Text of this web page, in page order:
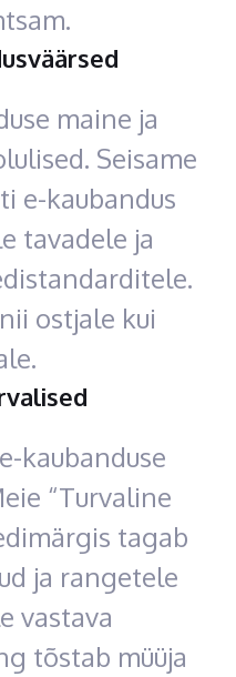
maine ja
Seisame
e-kaubandus
tavadele ja
ostjale kui
kaubanduse
“Turvaline
tagab
ja rangetele
vastava
tõstab müüja